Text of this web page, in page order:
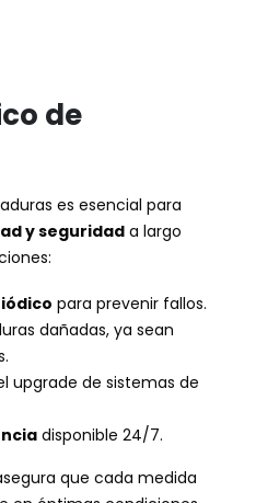
de
es esencial para
y seguridada largo
para prevenir fallos.
dañadas, ya sean
upgrade de sistemas de
disponible 24/7.
que cada medida